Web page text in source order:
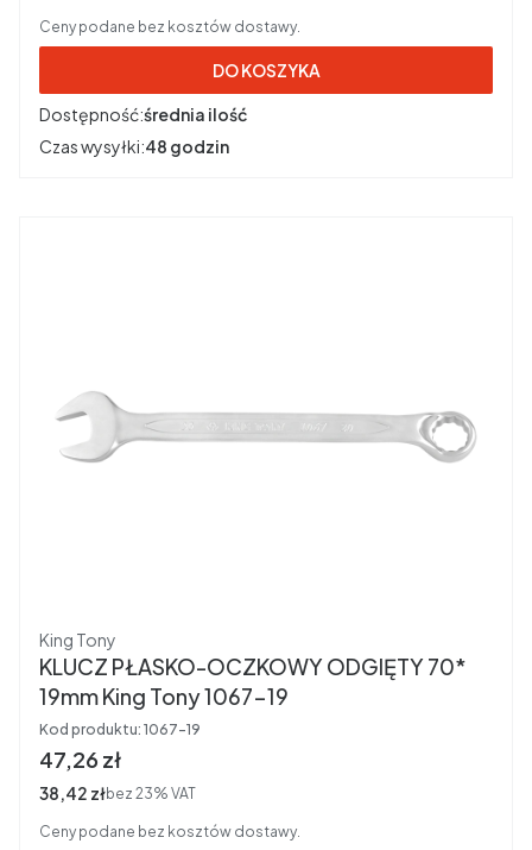
Ceny podane bez kosztów dostawy.
DO KOSZYKA
Dostępność:średnia ilość
Czas wysyłki:48 godzin
Producent
King Tony
KLUCZ PŁASKO-OCZKOWY ODGIĘTY 70*
19mm King Tony 1067-19
Kod produktu: 1067-19
Cena brutto
47,26 zł
Cena netto
38,42 złbez 23% VAT
Ceny podane bez kosztów dostawy.